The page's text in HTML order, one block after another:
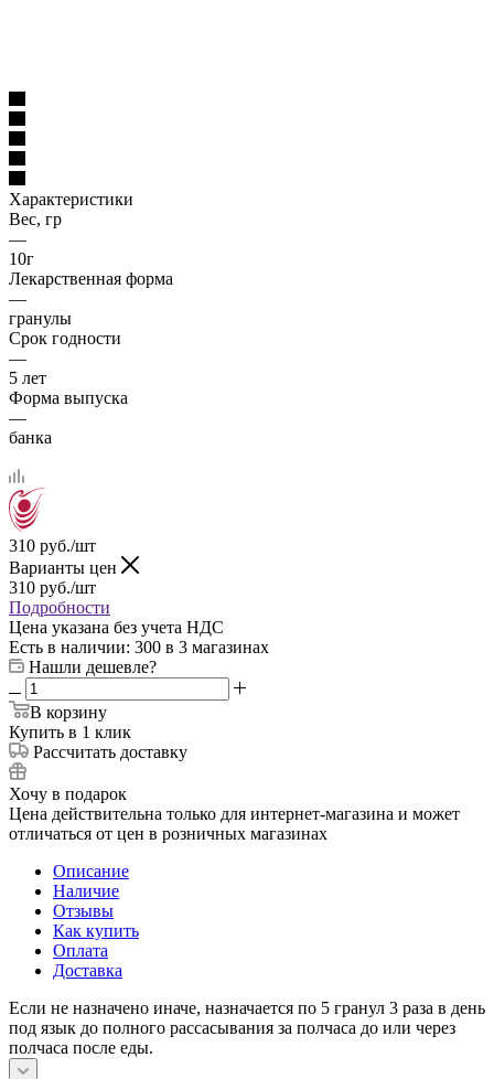
Характеристики
Вес, гр
—
10г
Лекарственная форма
—
гранулы
Срок годности
—
5 лет
Форма выпуска
—
банка
310 руб./шт
Варианты цен
310 руб./шт
Подробности
Цена указана без учета НДС
Есть в наличии: 300 в 3 магазинах
Нашли дешевле?
В корзину
Купить в 1 клик
Рассчитать доставку
Хочу в подарок
Цена действительна только для интернет-магазина и может
отличаться от цен в розничных магазинах
Описание
Наличие
Отзывы
Как купить
Оплата
Доставка
Если не назначено иначе, назначается по 5 гранул 3 раза в день
под язык до полного рассасывания за полчаса до или через
полчаса после еды.